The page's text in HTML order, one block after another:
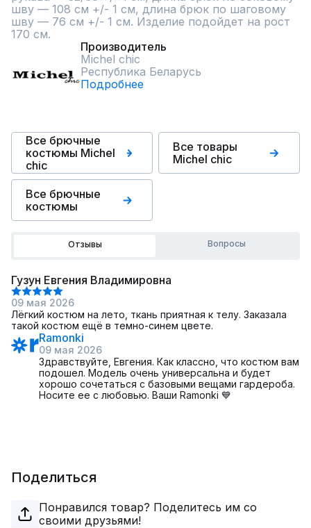
шву — 108 см +/- 1 см, длина брюк по шаговому
шву — 76 см +/- 1 см. Изделие подойдет на рост
170 см.
Производитель
Michel chic
Республика Беларусь
Подробнее
Все брючные
костюмы Michel
chic
Все товары
Michel chic
Все брючные
костюмы
Отзывы Вопросы
Гузун Евгения Владимировна
09 мая 2026
Лёгкий костюм на лето, ткань приятная к телу. Заказала
такой костюм ещё в темно-синем цвете.
Ramonki
09 мая 2026
Здравствуйте, Евгения. Как классно, что костюм вам
подошел. Модель очень универсальна и будет
хорошо сочетаться с базовыми вещами гардероба.
Носите ее с любовью. Ваши Ramonki 💙
Поделиться
Понравился товар? Поделитесь им со
своими друзьями!